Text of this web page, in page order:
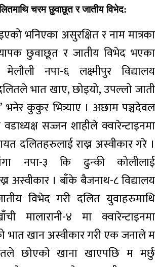
चरम छुवाछूत र जातीय विभेद:
भनिएका असुरक्षित र नाम मात्रका
छुवाछूत र जातीय विभेद भएका
नपा-६ लक्ष्मीपुर विद्यालय
भात खाए, छोइयो, उपल्लो जाती
कुकुर भित्र्याए । अछाम पञ्चदेवल
सज्जन शाहीले क्वारेन्टाइनमा
दलितहरुलाई राख्न अस्वीकार गरे ।
नपा-३ कि ढुन्की कोलीलाई
अस्वीकार । बाँके बैजनाथ-८ विद्यालय
विभेद गरी दलित युवाहरुमाथि
मालारानी-४ मा क्वारेन्टाइनमा
भात खान अस्वीकार गरी एक जनाले म
छोएको खाना खाएपछि म मर्छु